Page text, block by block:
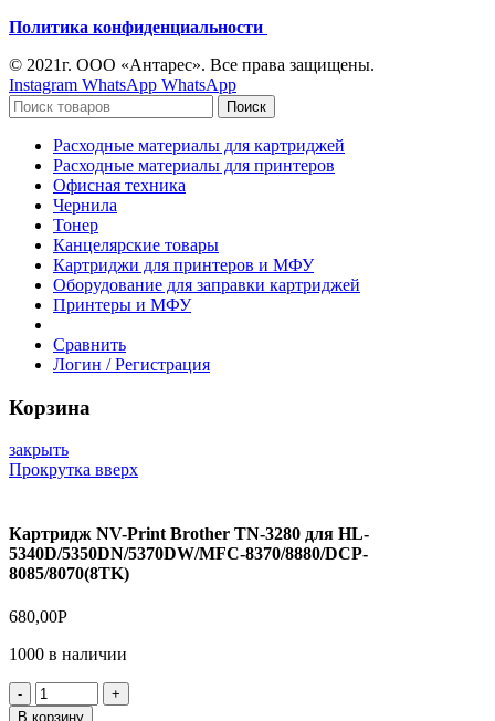
Политика конфиденциальности
© 2021г. ООО «Антарес». Все права защищены.
Instagram WhatsApp WhatsApp
Поиск
Расходные материалы для картриджей
Расходные материалы для принтеров
Офисная техника
Чернила
Тонер
Канцелярские товары
Картриджи для принтеров и МФУ
Оборудование для заправки картриджей
Принтеры и МФУ
Сравнить
Логин / Регистрация
Корзина
закрыть
Прокрутка вверх
Картридж NV-Print Brother TN-3280 для HL-
5340D/5350DN/5370DW/MFC-8370/8880/DCP-
8085/8070(8TK)
680,00Р
1000 в наличии
Количество
товара
В корзину